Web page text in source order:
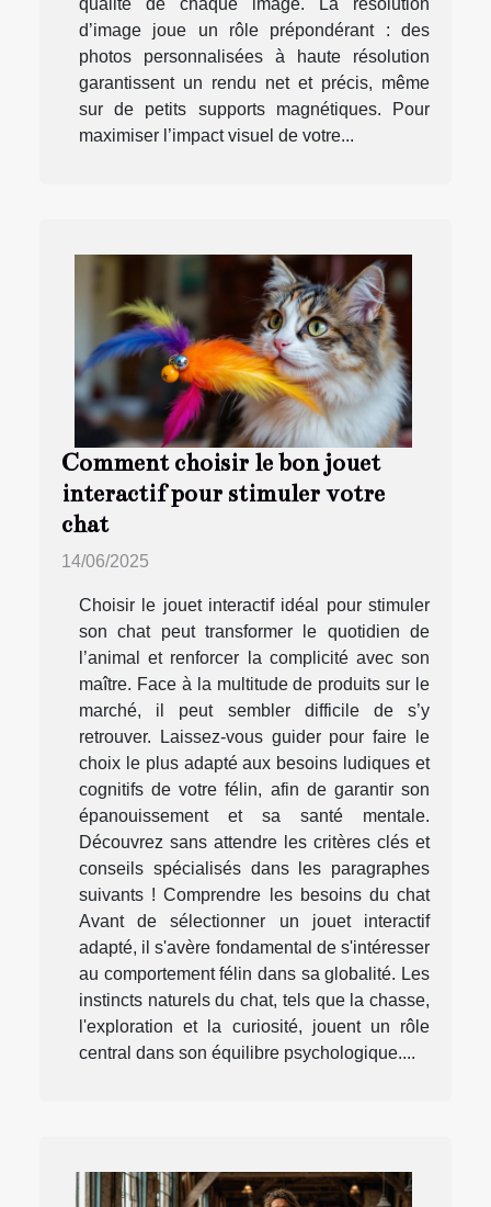
qualité de chaque image. La résolution
d’image joue un rôle prépondérant : des
photos personnalisées à haute résolution
garantissent un rendu net et précis, même
sur de petits supports magnétiques. Pour
maximiser l’impact visuel de votre...
Comment choisir le bon jouet
interactif pour stimuler votre
chat
14/06/2025
Choisir le jouet interactif idéal pour stimuler
son chat peut transformer le quotidien de
l’animal et renforcer la complicité avec son
maître. Face à la multitude de produits sur le
marché, il peut sembler difficile de s’y
retrouver. Laissez-vous guider pour faire le
choix le plus adapté aux besoins ludiques et
cognitifs de votre félin, afin de garantir son
épanouissement et sa santé mentale.
Découvrez sans attendre les critères clés et
conseils spécialisés dans les paragraphes
suivants ! Comprendre les besoins du chat
Avant de sélectionner un jouet interactif
adapté, il s'avère fondamental de s'intéresser
au comportement félin dans sa globalité. Les
instincts naturels du chat, tels que la chasse,
l'exploration et la curiosité, jouent un rôle
central dans son équilibre psychologique....